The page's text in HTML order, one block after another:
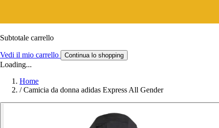
Subtotale carrello
Vedi il mio carrello Continua lo shopping
Loading...
Home
/ Camicia da donna adidas Express All Gender